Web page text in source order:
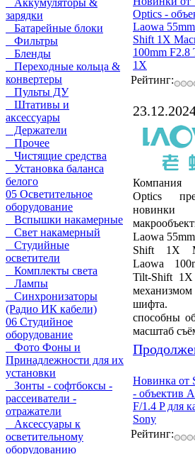
Аккумуляторы &
зарядки
Батарейные блоки
Фильтры
Бленды
Переходные кольца &
конвертеры
Пульты ДУ
Штативы и
аксессуары
Держатели
Прочее
Чистящие средства
Установка баланса
белого
05 Осветительное
оборудование
Вспышки накамерные
Свет накамерный
Студийные
осветители
Комплекты света
Лампы
Синхронизаторы
(Радио ИК кабели)
06 Студийное
оборудование
Фото Фоны и
Принадлежности для их
установки
Зонты - софтбоксы -
рассеиватели -
отражатели
Аксессуары к
осветительному
оборудованию
Optics -
Laowa
Shift 1X
100mm F2.8
1X
Рейтинг:
Optics
Laowa
Shift 1X
Laowa
Tilt-Shift
способны
масштаб
Новинка от
- объектив
F/1.4 P для
Sony
Рейтинг: